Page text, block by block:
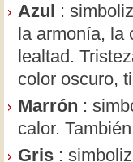
Azul :
la armonía, la
lealtad.
color oscuro,
Marrón :
calor.
Gris :